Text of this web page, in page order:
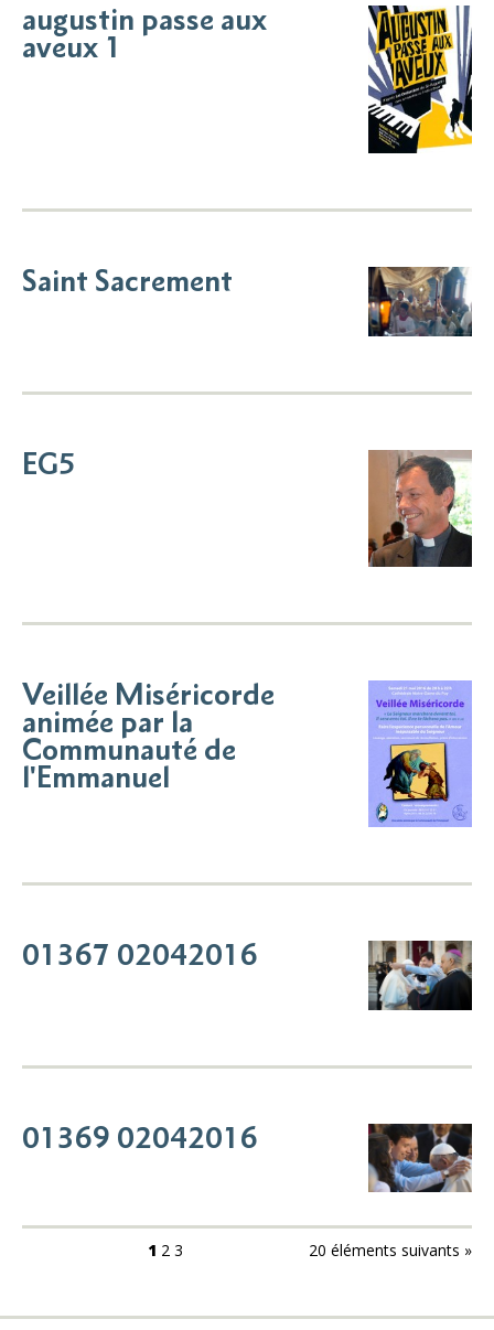
augustin passe aux
aveux 1
Saint Sacrement
EG5
Veillée Miséricorde
animée par la
Communauté de
l'Emmanuel
01367 02042016
01369 02042016
20 éléments suivants »
1 2 3